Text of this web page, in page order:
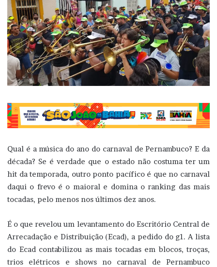
Qual é a música do ano do carnaval de Pernambuco? E da
década? Se é verdade que o estado não costuma ter um
hit da temporada, outro ponto pacífico é que no carnaval
daqui o frevo é o maioral e domina o ranking das mais
tocadas, pelo menos nos últimos dez anos.
É o que revelou um levantamento do Escritório Central de
Arrecadação e Distribuição (Ecad), a pedido do g1. A lista
do Ecad contabilizou as mais tocadas em blocos, troças,
trios elétricos e shows no carnaval de Pernambuco